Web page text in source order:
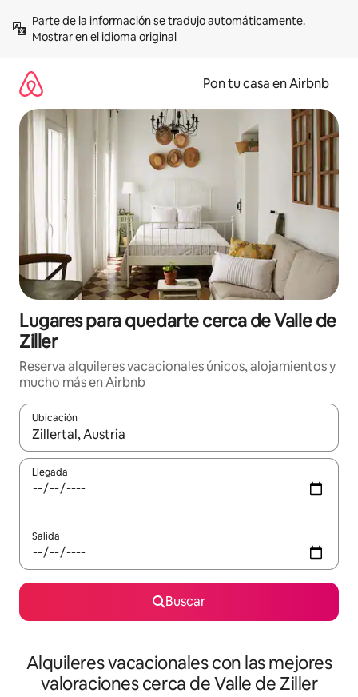
contenidoMostrar en el idioma original
Pon tu casa en Airbnb
Lugares para quedarte cerca de Valle de
Ziller
Reserva alquileres vacacionales únicos, alojamientos y
mucho más en Airbnb
Ubicación
Cuando los resultados estén disponibles, navega con las
Llegada
Salida
Buscar
Alquileres vacacionales con las mejores
valoraciones cerca de Valle de Ziller